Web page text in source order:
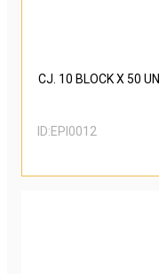
CJ. 10 BLOCK X 50
ID:EPI0012